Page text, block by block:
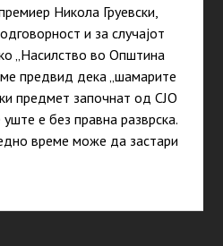
Никола Груевски,
и за случајот
„Насилство во Општина
предвид дека „шамарите
предмет започнат од СЈО
уште е без правна разврска.
време може да застари